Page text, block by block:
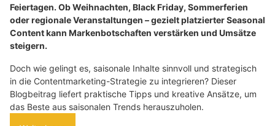
Feiertagen. Ob Weihnachten, Black Friday, Sommerferien
oder regionale Veranstaltungen – gezielt platzierter Seasonal
Content kann Markenbotschaften verstärken und Umsätze
steigern.
Doch wie gelingt es, saisonale Inhalte sinnvoll und strategisch
in die Contentmarketing-Strategie zu integrieren? Dieser
Blogbeitrag liefert praktische Tipps und kreative Ansätze, um
das Beste aus saisonalen Trends herauszuholen.